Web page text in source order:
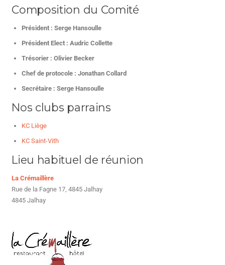
Composition du Comité
Président : Serge Hansoulle
Président Elect : Audric Collette
Trésorier : Olivier Becker
Chef de protocole : Jonathan Collard
Secrétaire :Serge Hansoulle
Nos clubs parrains
KC Liège
KC Saint-Vith
Lieu habituel de réunion
La Crémaillère
Rue de la Fagne 17, 4845 Jalhay
4845 Jalhay